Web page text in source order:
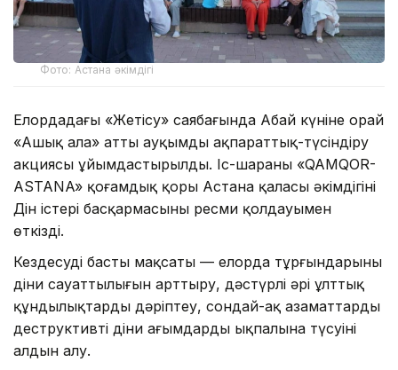
Фото: Астана әкімдігі
Елордадағы «Жетісу» саябағында Абай күніне орай
«Ашық алаң» атты ауқымды ақпараттық-түсіндіру
акциясы ұйымдастырылды. Іс-шараны «QAMQOR-
ASTANA» қоғамдық қоры Астана қаласы әкімдігінің
Дін істері басқармасының ресми қолдауымен
өткізді.
Кездесудің басты мақсаты — елорда тұрғындарының
діни сауаттылығын арттыру, дәстүрлі әрі ұлттық
құндылықтарды дәріптеу, сондай-ақ азаматтардың
деструктивті діни ағымдардың ықпалына түсуінің
алдын алу.